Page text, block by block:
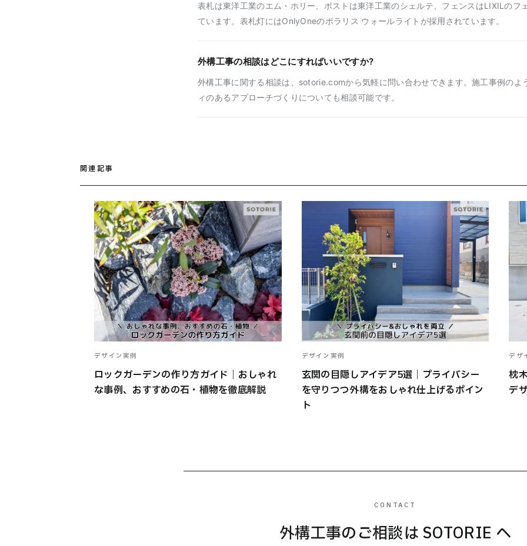
表札は東洋工業のエム・ホリー、ポストは東洋工業のシェルテ、フェンスはLIXILのフ
ています。表札灯にはOnlyOneのポラリス ウォールライトが採用されています。
外構工事の相談はどこにすればいいですか?
外構工事に関する相談は、sotorie.comから気軽に問い合わせできます。施工事例のよ
ィのあるアプローチづくりについても相談可能です。
関連記事
デザイン実例
ロックガーデンの作り方ガイド｜おしゃれ
な事例、おすすめの石・植物を徹底解説
デザイン実例
玄関の目隠しアイデア5選｜プライバシー
を守りつつ外構をおしゃれ仕上げるポイン
ト
デザ
枕
デ
CONTACT
外構工事のご相談は SOTORIE へ